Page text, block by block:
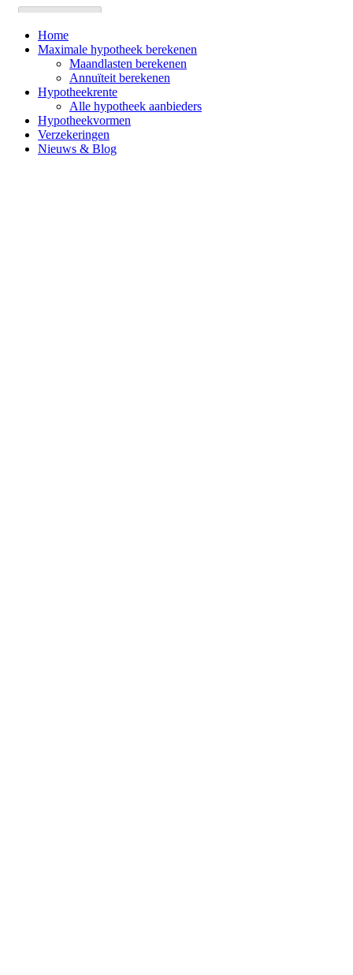
Home
Maximale hypotheek berekenen
Maandlasten berekenen
Annuïteit berekenen
Hypotheekrente
Alle hypotheek aanbieders
Hypotheekvormen
Verzekeringen
Nieuws & Blog